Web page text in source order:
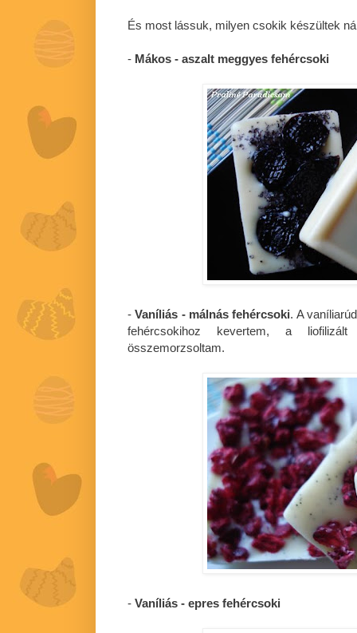
És most lássuk, milyen csokik készültek
- Mákos - aszalt meggyes fehércsoki
-Vaníliás - málnás fehércsoki. A
fehércsokihoz kevertem, a
összemorzsoltam.
- Vaníliás - epres fehércsoki